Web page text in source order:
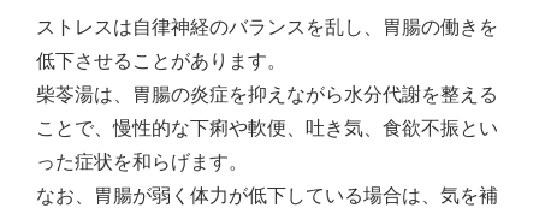
ストレスは自律神経のバランスを乱し、胃腸の働きを
低下させることがあります。
柴苓湯は、胃腸の炎症を抑えながら水分代謝を整える
ことで、慢性的な下痢や軟便、吐き気、食欲不振とい
った症状を和らげます。
なお、胃腸が弱く体力が低下している場合は、気を補